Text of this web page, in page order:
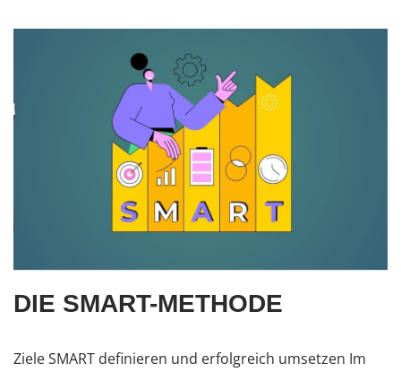
DIE SMART-METHODE
Ziele SMART definieren und erfolgreich umsetzen Im